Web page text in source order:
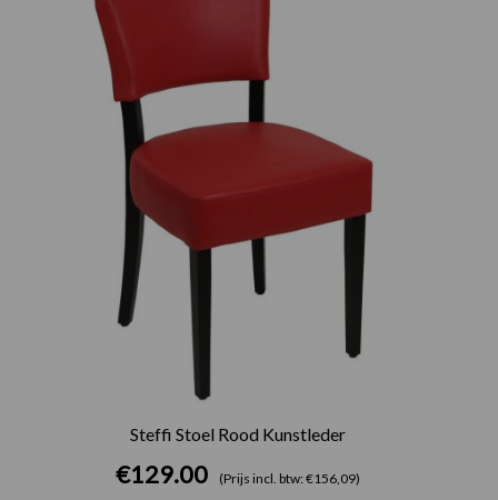
Steffi Stoel Rood Kunstleder
€129.00 (Prijs incl. btw: €156,09)